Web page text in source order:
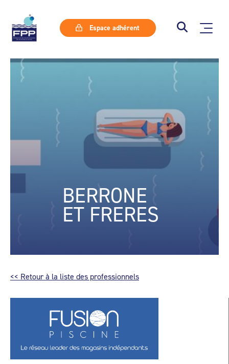
Espace adhérent
BERRONE
ET FRERES
<< Retour à la liste des professionnels